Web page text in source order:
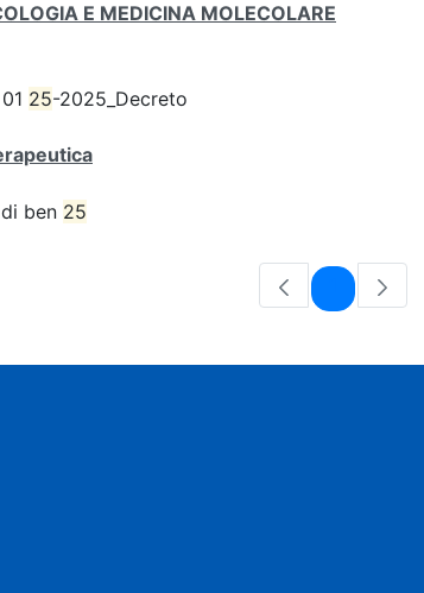
E MEDICINA MOLECOLARE
25-2025_Decreto
ben 25
Pagina